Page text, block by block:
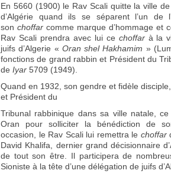
En 5660 (1900) le Rav Scali quitte la ville
d’Algérie quand ils se séparent l’un
son choffar comme marque d’hommage et
Rav Scali prendra avec lui ce choffar à la
juifs d’Algerie « Oran shel Hakhamim »
fonctions de grand rabbin et Président du
de Iyar 5709 (1949).
Quand en 1932, son gendre et fidèle
et Président du
Tribunal rabbinique dans sa ville natale,
Oran pour solliciter la bénédiction de
occasion, le Rav Scali lui remettra le choffar
David Khalifa, dernier grand décisionnaire
de tout son être. Il participera de
Sioniste à la tête d’une délégation de juifs